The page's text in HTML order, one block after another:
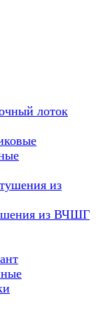
лоток
из ВЧШГ